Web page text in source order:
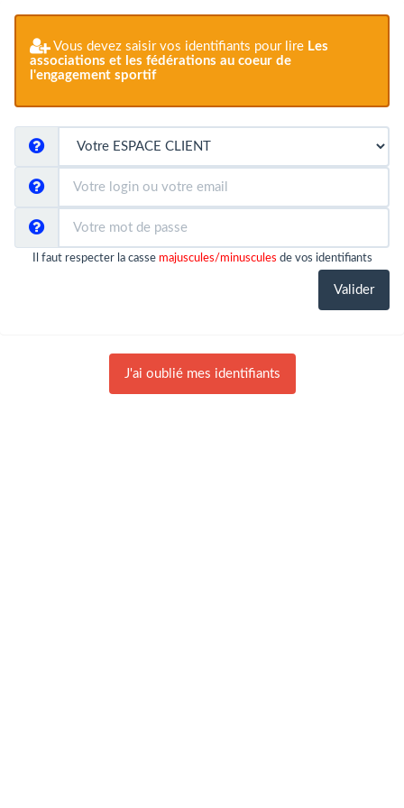
Vous devez saisir vos identifiants pour lire Les
associations et les fédérations au coeur de
l'engagement sportif
Il faut respecter la casse majuscules/minuscules de vos identifiants
J'ai oublié mes identifiants